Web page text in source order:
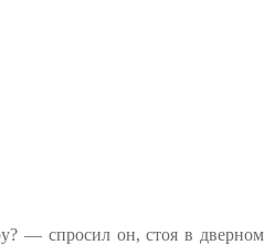
— спросил он, стоя в дверном